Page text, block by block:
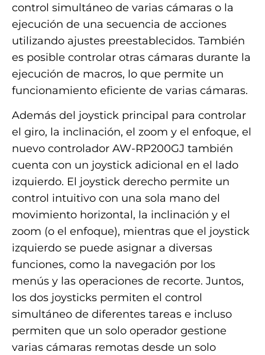
control simultáneo de varias cámaras o la
ejecución de una secuencia de acciones
utilizando ajustes preestablecidos. También
es posible controlar otras cámaras durante la
ejecución de macros, lo que permite un
funcionamiento eficiente de varias cámaras.
Además del joystick principal para controlar
el giro, la inclinación, el zoom y el enfoque, el
nuevo controlador AW-RP200GJ también
cuenta con un joystick adicional en el lado
izquierdo. El joystick derecho permite un
control intuitivo con una sola mano del
movimiento horizontal, la inclinación y el
zoom (o el enfoque), mientras que el joystick
izquierdo se puede asignar a diversas
funciones, como la navegación por los
menús y las operaciones de recorte. Juntos,
los dos joysticks permiten el control
simultáneo de diferentes tareas e incluso
permiten que un solo operador gestione
varias cámaras remotas desde un solo